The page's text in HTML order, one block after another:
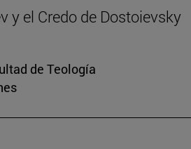
y el Credo de Dostoievsky
de Teología